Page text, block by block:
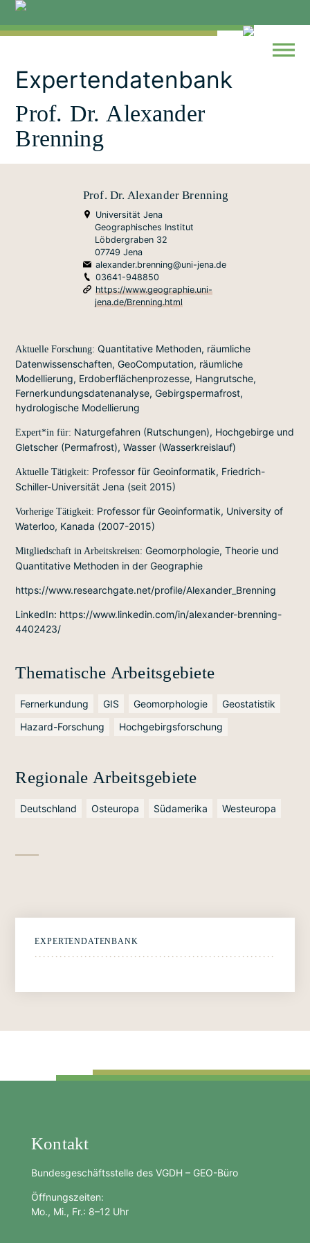
Skip
content
Expertendatenbank
Prof. Dr. Alexander
Brenning
Prof. Dr. Alexander Brenning
Universität Jena
Geographisches Institut
Löbdergraben 32
07749 Jena
alexander.brenning@uni-jena.de
03641-948850
https://www.geographie.uni-
jena.de/Brenning.html
Aktuelle Forschung:Quantitative Methoden, räumliche
Datenwissenschaften, GeoComputation, räumliche
Modellierung, Erdoberflächenprozesse, Hangrutsche,
Fernerkundungsdatenanalyse, Gebirgspermafrost,
hydrologische Modellierung
Expert*in für: Naturgefahren (Rutschungen), Hochgebirge und
Gletscher (Permafrost), Wasser (Wasserkreislauf)
Aktuelle Tätigkeit: Professor für Geoinformatik, Friedrich-
Schiller-Universität Jena (seit 2015)
Vorherige Tätigkeit: Professor für Geoinformatik, University of
Waterloo, Kanada (2007-2015)
Mitgliedschaft in Arbeitskreisen:Geomorphologie, Theorie und
Quantitative Methoden in der Geographie
https://www.researchgate.net/profile/Alexander_Brenning
LinkedIn: https://www.linkedin.com/in/alexander-brenning-
4402423/
Thematische Arbeitsgebiete
Fernerkundung GIS Geomorphologie
Geostatistik
Hazard-Forschung
Hochgebirgsforschung
Regionale Arbeitsgebiete
Deutschland Osteuropa Südamerika Westeuropa
EXPERTENDATENBANK
Kontakt
Bundesgeschäftsstelle des VGDH – GEO-Büro
Öffnungszeiten:
Mo., Mi., Fr.: 8–12 Uhr